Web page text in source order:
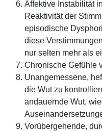
Affektive Instabilität
Reaktivität der
episodische
diese
nur selten mehr als
Chronische Gefühle
Unangemessene,
die Wut zu
andauernde Wut,
Vorübergehende,